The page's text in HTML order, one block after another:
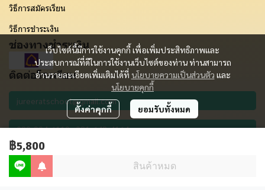
฿5,800
สินค้าหมด
เว็บไซต์นี้มีการใช้งานคุกกี้ เพื่อเพิ่มประสิทธิภาพและ
ประสบการณ์ที่ดีในการใช้งานเว็บไซต์ของท่าน ท่านสามารถ
อ่านรายละเอียดเพิ่มเติมได้ที่ นโยบายความเป็นส่วนตัว และ
นโยบายคุกกี้
ตั้งค่าคุกกี้ ยอมรับทั้งหมด
วิธีการสมัครเรียน
วิธีการชำระเงิน
ช่องทางชำระเงิน
ติดต่อโรงเรียน
รับข่าวสาร